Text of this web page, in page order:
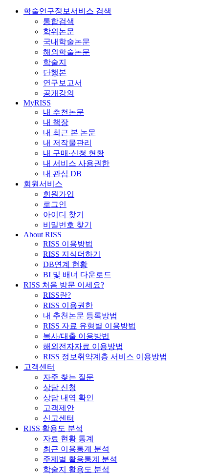
학술연구정보서비스 검색
통합검색
학위논문
국내학술논문
해외학술논문
학술지
단행본
연구보고서
공개강의
MyRISS
내 추천논문
내 책장
내 최근 본 논문
내 저작물관리
내 구매·신청 현황
내 서비스 사용권한
내 관심 DB
회원서비스
회원가입
로그인
아이디 찾기
비밀번호 찾기
About RISS
RISS 이용방법
RISS 지식더하기
DB연계 현황
BI 및 배너 다운로드
RISS 처음 방문 이세요?
RISS란?
RISS 이용권한
내 추천논문 등록방법
RISS 자료 유형별 이용방법
복사/대출 이용방법
해외전자자료 이용방법
RISS 정보취약계층 서비스 이용방법
고객센터
자주 찾는 질문
상담 신청
상담 내역 확인
고객제안
신고센터
RISS 활용도 분석
자료 현황 통계
최근 이용통계 분석
주제별 활용통계 분석
학술지 활용도 분석